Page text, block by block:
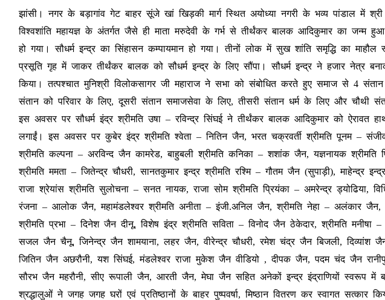
झांसी। नगर के बड़ागांव गेट बाहर सूंजे खां खिड़की मार्ग स्थित अयोध्या नगरी के भव्य पांडाल में श्री
विश्वशांति महायज्ञ के अंतर्गत जैसे ही माता मरुदेवी के गर्भ से तीर्थंकर बालक आदिकुमार का जन्म
हो गया। सौधर्म इन्द्र का सिंहासन कम्पायमान हो गया। तीनों लोक में सुख शांति समृद्धि का माहौल
प्रसूति गृह में जाकर तीर्थंकर बालक को सौधर्म इन्द्र के लिए सौंपा। सौधर्म इन्द्र ने हजार नेत्र
किया। तत्पश्चात मुनिश्री विलोकसागर जी महाराज ने सभा को संबोधित करते हुए समाज से 4
संतान को परिवार के लिए, दूसरी संतान समाजसेवा के लिए, तीसरी संतान धर्म के लिए और चौथी
इस अवसर पर सौधर्म इंद्र श्रीमति उषा – रविन्द्र सिंघई ने तीर्थंकर बालक आदिकुमार को ऐरावत
लगाईं। इस अवसर पर कुबेर इंद्र श्रीमति श्वेता – नितिन जैन, भरत चक्रवर्ती श्रीमति पूनम – संजीव
श्रीमति कल्पना – अरविन्द जैन कामरेड, बाहुबली श्रीमति कनिका – शशांक जैन, यज्ञनायक श्रीमति
श्रीमति ममता – जितेन्द्र चौधरी, सानतकुमार इन्द्र श्रीमति रश्मि – गौतम जैन (सुपाड़ी), माहेन्द्र
राजा श्रेयांस श्रीमति सुलोचना – सनत नायक, राजा सोम श्रीमति प्रियंका – अमरेन्द्र ड्योढिया,
रंजना – आलोक जैन, महामंडलेश्वर श्रीमति अनीता – इंजी.अनिल जैन, श्रीमति नेहा – अलंकार जैन,
श्रीमति प्रभा – दिनेश जैन दीनू, विशेष इंद्र श्रीमति सविता – विनोद जैन ठेकेदार, श्रीमति मनीषा
सजल जैन चैनू, जिनेन्द्र जैन शामयाना, लहर जैन, वीरेन्द्र चौधरी, रमेश चंद्र जैन बिजली, दिव्यांश
जितिन जैन अछरौनी, यश सिंघई, मंडलेश्वर राजा मुकेश जैन वीडियो , दीपक जैन, पदम चंद जैन
सौरभ जैन महरौनी, सीए रूपाली जैन, आरती जैन, मेघा जैन सहित अनेकों इन्द्र इंद्राणियों स्वरूप में
श्रद्धालुओं ने जगह जगह घरों एवं प्रतिष्ठानों के बाहर पुष्पवर्षा, मिष्ठान वितरण कर स्वागत सत्कार